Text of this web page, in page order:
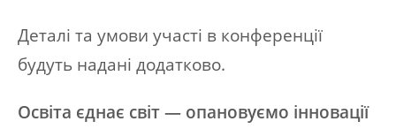
Деталі та умови участі в конференції
будуть надані додатково.
Освіта єднає світ — опановуємо інновації